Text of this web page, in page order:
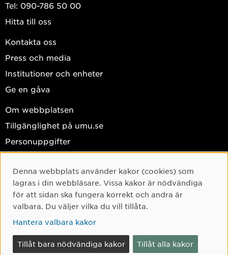
Tel: 090-786 50 00
Hitta till oss
Kontakta oss
Press och media
Institutioner och enheter
Ge en gåva
Om webbplatsen
Tillgänglighet på umu.se
Personuppgifter
Facebook
Instagram
TikTok
Youtube
LinkedIn
Cookie-samtycke
Denna webbplats använder kakor (cookies) som
lagras i din webbläsare. Vissa kakor är nödvändiga
för att sidan ska fungera korrekt och andra är
valbara. Du väljer vilka du vill tillåta.
Hantera valbara kakor
Tillåt bara nödvändiga kakor Tillåt alla kakor